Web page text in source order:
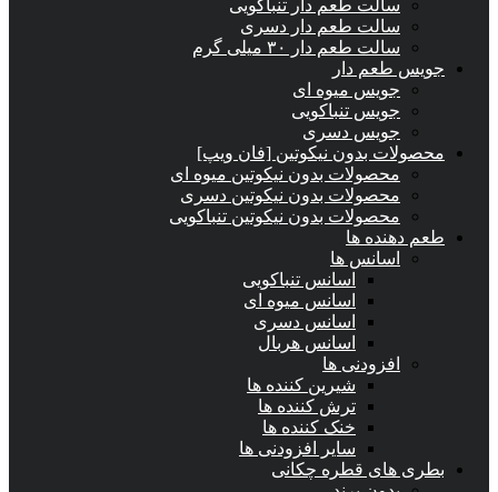
سالت طعم دار تنباکویی
سالت طعم دار دسری
سالت طعم دار ۳۰ میلی گرم
جویس طعم دار
جویس میوه ای
جویس تنباکویی
جویس دسری
محصولات بدون نیکوتین [فان ویپ]
محصولات بدون نیکوتین میوه ای
محصولات بدون نیکوتین دسری
محصولات بدون نیکوتین تنباکویی
طعم دهنده ها
اسانس‌ ها
اسانس تنباکویی
اسانس میوه ای
اسانس دسری
اسانس هربال
افزودنی ها
شیرین کننده ها
ترش کننده ها
خنک کننده ها
سایر افزودنی ها
بطری های قطره چکانی